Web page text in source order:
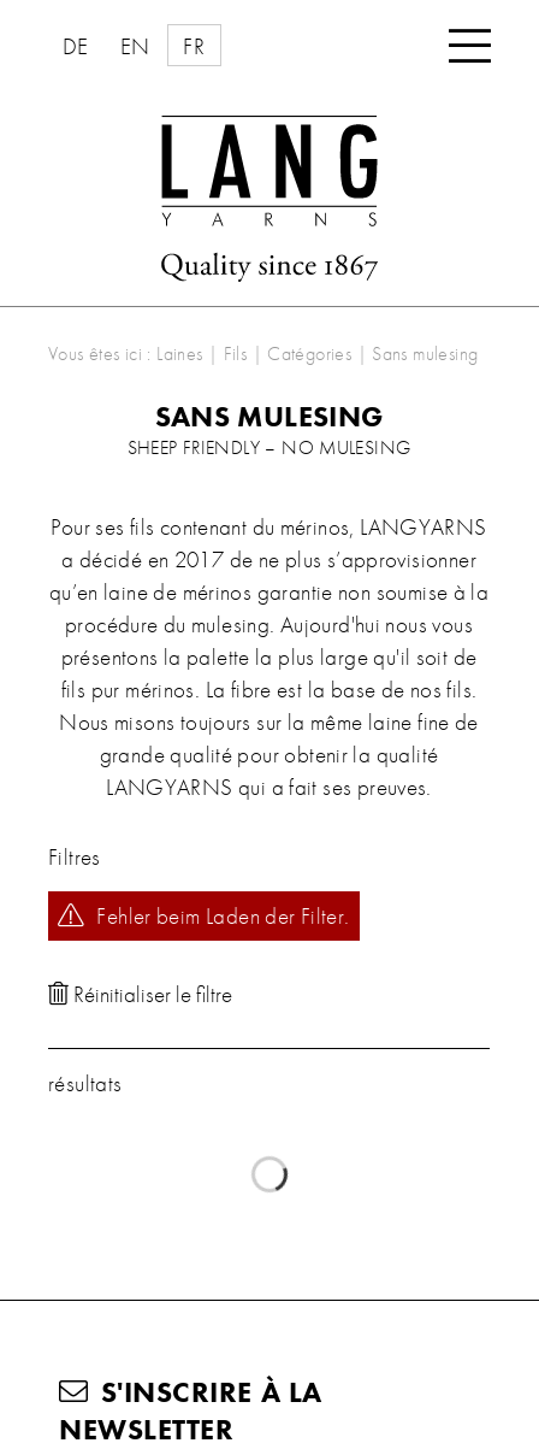
DE EN FR 
Vous êtes ici : Laines | Fils | Catégories | Sans mulesing
SANS MULESING
SHEEP FRIENDLY – NO MULESING
Pour ses fils contenant du mérinos, LANGYARNS
a décidé en 2017 de ne plus s’approvisionner
qu’en laine de mérinos garantie non soumise à la
procédure du mulesing. Aujourd'hui nous vous
présentons la palette la plus large qu'il soit de
fils pur mérinos. La fibre est la base de nos fils.
Nous misons toujours sur la même laine fine de
grande qualité pour obtenir la qualité
LANGYARNS qui a fait ses preuves.
Filtres
Fehler beim Laden der Filter.
résultats
S'INSCRIRE À LA
NEWSLETTER